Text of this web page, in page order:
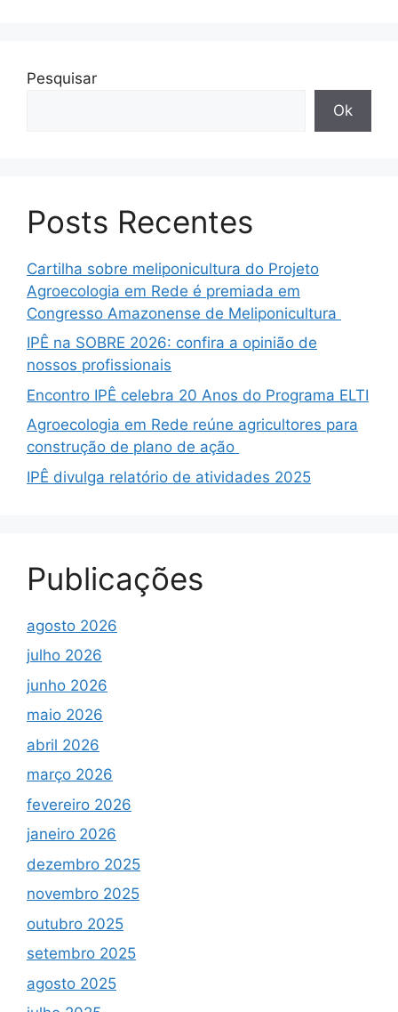
Pesquisar
Ok
Posts Recentes
Cartilha sobre meliponicultura do Projeto
Agroecologia em Rede é premiada em
Congresso Amazonense de Meliponicultura
IPÊ na SOBRE 2026: confira a opinião de
nossos profissionais
Encontro IPÊ celebra 20 Anos do Programa ELTI
Agroecologia em Rede reúne agricultores para
construção de plano de ação
IPÊ divulga relatório de atividades 2025
Publicações
agosto 2026
julho 2026
junho 2026
maio 2026
abril 2026
março 2026
fevereiro 2026
janeiro 2026
dezembro 2025
novembro 2025
outubro 2025
setembro 2025
agosto 2025